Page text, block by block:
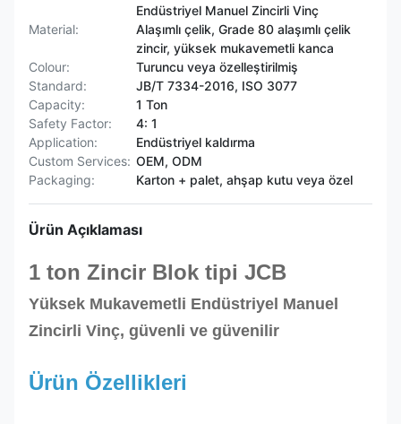
Endüstriyel Manuel Zincirli Vinç
Material:
Alaşımlı çelik, Grade 80 alaşımlı çelik
zincir, yüksek mukavemetli kanca
Colour:
Turuncu veya özelleştirilmiş
Standard:
JB/T 7334-2016, ISO 3077
Capacity:
1 Ton
Safety Factor:
4: 1
Application:
Endüstriyel kaldırma
Custom Services: OEM, ODM
Packaging:
Karton + palet, ahşap kutu veya özel
Ürün Açıklaması
1 ton Zincir Blok tipi JCB
Yüksek Mukavemetli Endüstriyel Manuel
Zincirli Vinç, güvenli ve güvenilir
Ürün Özellikleri